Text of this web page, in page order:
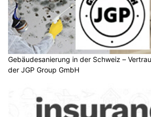
Gebäudesanierung in der Schweiz –
der JGP Group GmbH